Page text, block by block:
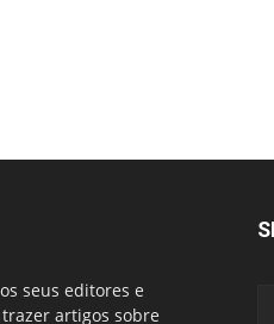
seus editores e
artigos sobre